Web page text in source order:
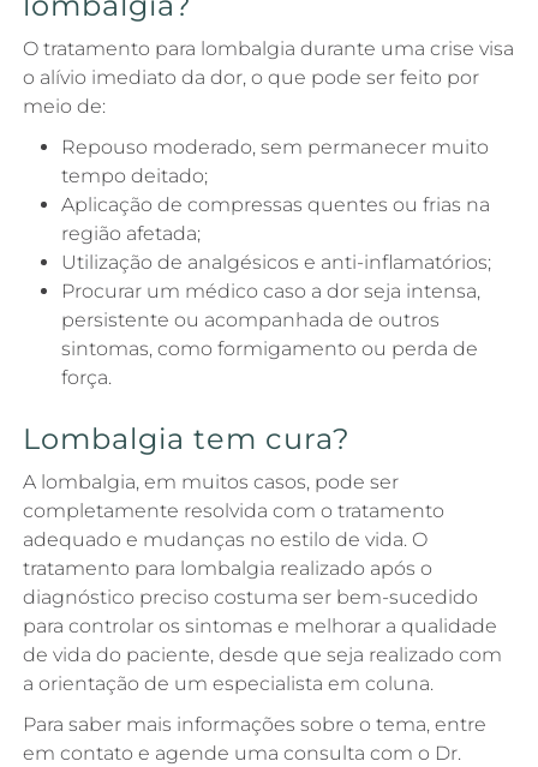
O tratamento para lombalgia durante uma crise visa
o alívio imediato da dor, o que pode ser feito por
meio de:
Repouso moderado, sem permanecer muito
tempo deitado;
Aplicação de compressas quentes ou frias na
região afetada;
Utilização de analgésicos e anti-inflamatórios;
Procurar um médico caso a dor seja intensa,
persistente ou acompanhada de outros
sintomas, como formigamento ou perda de
força.
Lombalgia tem cura?
A lombalgia, em muitos casos, pode ser
completamente resolvida com o tratamento
adequado e mudanças no estilo de vida. O
tratamento para lombalgia realizado após o
diagnóstico preciso costuma ser bem-sucedido
para controlar os sintomas e melhorar a qualidade
de vida do paciente, desde que seja realizado com
a orientação de um especialista em coluna.
Para saber mais informações sobre o tema, entre
em contato e agende uma consulta com o Dr.